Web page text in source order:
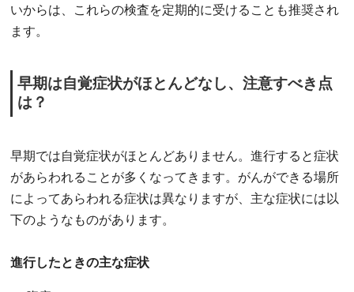
いからは、これらの検査を定期的に受けることも推奨され
ます。
早期は自覚症状がほとんどなし、注意すべき点
は？
早期では自覚症状がほとんどありません。進行すると症状
があらわれることが多くなってきます。がんができる場所
によってあらわれる症状は異なりますが、主な症状には以
下のようなものがあります。
進行したときの主な症状